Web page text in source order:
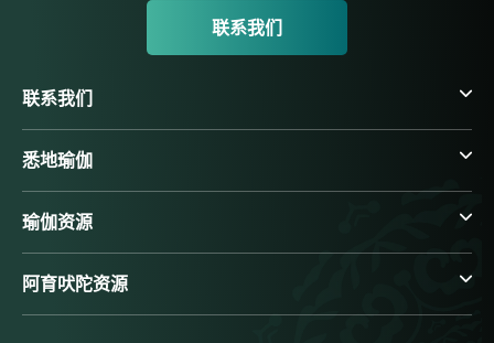
联系我们
联系我们
悉地瑜伽
瑜伽资源
阿育吠陀资源